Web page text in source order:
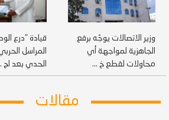
وزير الاتصالات يوجّه برفع
الجاهزية لمواجهة أي
محاولات لقطع خ ...
قيادة "درع
المراسل
الحدي بعد اج
مقالات